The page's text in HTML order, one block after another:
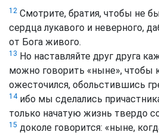
12 Смотрите, братия, чтобы не
сердца лукавого и неверного,
от Бога живого.
13 Но наставляйте друг друга
можно говорить «ныне», чтобы
ожесточился, обольстившись
14ибо мы сделались
только начатую жизнь твердо
15 доколе говорится: «ныне,